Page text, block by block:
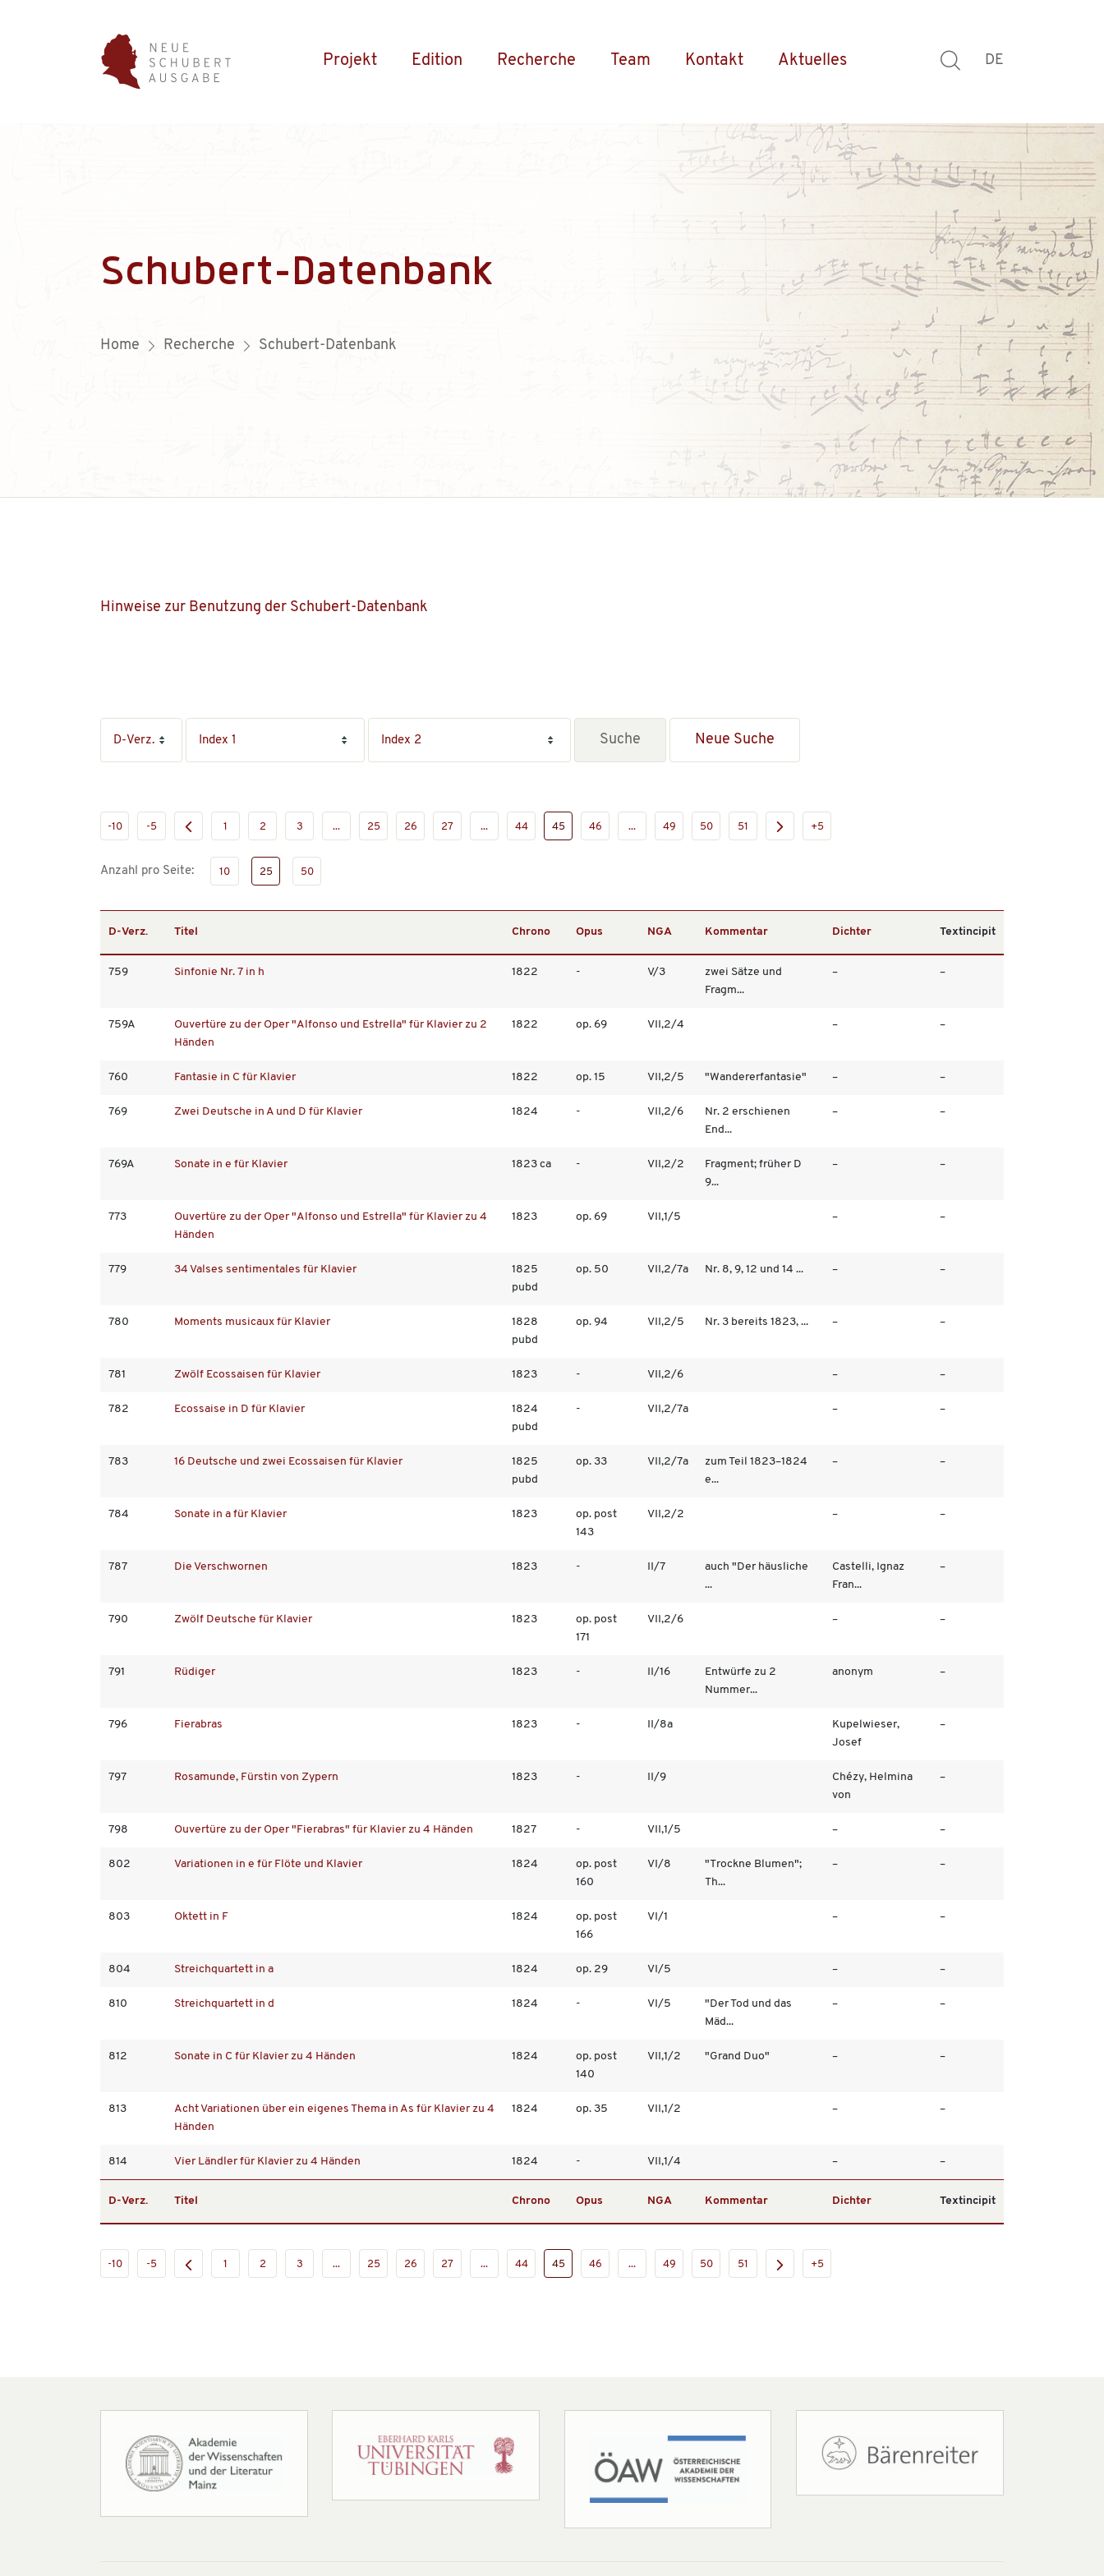
Projekt Edition Recherche Team Kontakt Aktuelles DE
Schubert-Datenbank
Home Recherche Schubert-Datenbank
Hinweise zur Benutzung der Schubert-Datenbank
Neue Suche
-10 -5 1 2 3 ... 25 26 27 ... 44 45 46 ... 49 50 51 +5
Anzahl pro Seite: 10 25 50
D-Verz. Titel Chrono Opus NGA Kommentar Dichter Textincipit
759 Sinfonie Nr. 7 in h 1822 - V/3
zwei Sätze und
Fragm...
– –
759A
Ouvertüre zu der Oper "Alfonso und Estrella" für Klavier zu 2
Händen
1822 op. 69 VII,2/4 – –
760 Fantasie in C für Klavier 1822 op. 15 VII,2/5 "Wandererfantasie" – –
769 Zwei Deutsche in A und D für Klavier 1824 - VII,2/6
Nr. 2 erschienen
End...
– –
769A Sonate in e für Klavier 1823 ca - VII,2/2
Fragment; früher D
9...
– –
773
Ouvertüre zu der Oper "Alfonso und Estrella" für Klavier zu 4
Händen
1823 op. 69 VII,1/5 – –
779 34 Valses sentimentales für Klavier
1825
pubd
op. 50 VII,2/7a Nr. 8, 9, 12 und 14 ... – –
780 Moments musicaux für Klavier
1828
pubd
op. 94 VII,2/5 Nr. 3 bereits 1823, ... – –
781 Zwölf Ecossaisen für Klavier 1823 - VII,2/6 – –
782 Ecossaise in D für Klavier
1824
pubd
- VII,2/7a – –
783 16 Deutsche und zwei Ecossaisen für Klavier
1825
pubd
op. 33 VII,2/7a
zum Teil 1823–1824
e...
– –
784 Sonate in a für Klavier 1823
op. post
143
VII,2/2 – –
787 Die Verschwornen 1823 - II/7
auch "Der häusliche
...
Castelli, Ignaz
Fran...
–
790 Zwölf Deutsche für Klavier 1823
op. post
171
VII,2/6 – –
791 Rüdiger 1823 - II/16
Entwürfe zu 2
Nummer...
anonym –
796 Fierabras 1823 - II/8a
Kupelwieser,
Josef
–
797 Rosamunde, Fürstin von Zypern 1823 - II/9
Chézy, Helmina
von
–
798 Ouvertüre zu der Oper "Fierabras" für Klavier zu 4 Händen 1827 - VII,1/5 – –
802 Variationen in e für Flöte und Klavier 1824
op. post
160
VI/8
"Trockne Blumen";
Th...
– –
803 Oktett in F 1824
op. post
166
VI/1 – –
804 Streichquartett in a 1824 op. 29 VI/5 – –
810 Streichquartett in d 1824 - VI/5
"Der Tod und das
Mäd...
– –
812 Sonate in C für Klavier zu 4 Händen 1824
op. post
140
VII,1/2 "Grand Duo" – –
813
Acht Variationen über ein eigenes Thema in As für Klavier zu 4
Händen
1824 op. 35 VII,1/2 – –
814 Vier Ländler für Klavier zu 4 Händen 1824 - VII,1/4 – –
D-Verz. Titel Chrono Opus NGA Kommentar Dichter Textincipit
-10 -5 1 2 3 ... 25 26 27 ... 44 45 46 ... 49 50 51 +5